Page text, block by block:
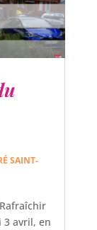
SAINT-
3 avril, en